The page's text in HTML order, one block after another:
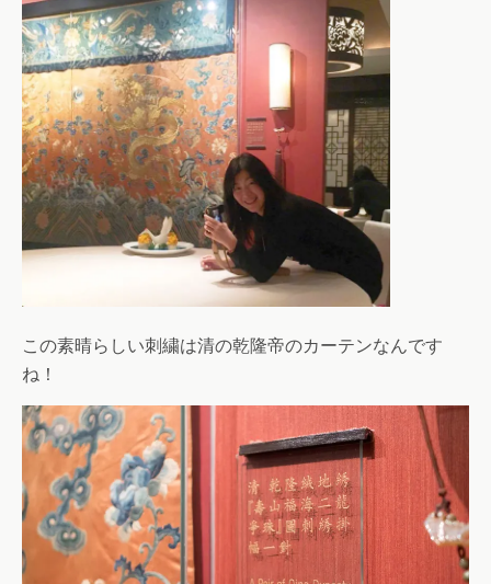
この素晴らしい刺繍は清の乾隆帝のカーテンなんです
ね！